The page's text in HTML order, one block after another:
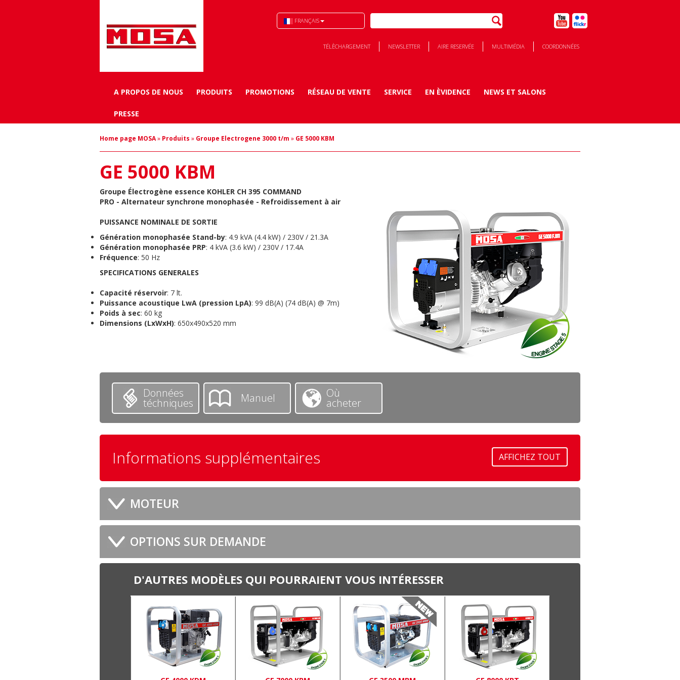
FRANÇAIS
TÉLÈCHARGEMENT NEWSLETTER AIRE RESERVÉE MULTIMÉDIA COORDONNÉES
A PROPOS DE NOUS PRODUITS PROMOTIONS RÉSEAU DE VENTE SERVICE EN ÈVIDENCE NEWS ET SALONS
PRESSE
Home page MOSA» Produits » Groupe Electrogene 3000 t/m » GE 5000 KBM
GE 5000 KBM
Groupe Électrogène essence KOHLER CH 395 COMMAND
PRO - Alternateur synchrone monophasée - Refroidissement à air
PUISSANCE NOMINALE DE SORTIE
Génération monophasée Stand-by: 4.9 kVA (4.4 kW) / 230V / 21.3A
Génération monophasée PRP: 4 kVA (3.6 kW) / 230V / 17.4A
Fréquence: 50 Hz
SPECIFICATIONS GENERALES
Capacité réservoir: 7 lt.
Puissance acoustique LwA (pression LpA): 99 dB(A) (74 dB(A) @ 7m)
Poids à sec: 60 kg
Dimensions (LxWxH): 650x490x520 mm
Données
téchniques Manuel Où
acheter
Informations supplémentaires AFFICHEZ TOUT
MOTEUR
OPTIONS SUR DEMANDE
D'AUTRES MODÈLES QUI POURRAIENT VOUS INTÉRESSER